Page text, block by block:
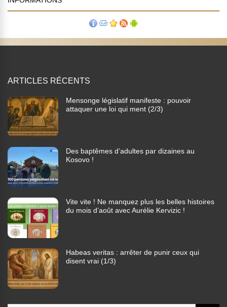
ARTICLES RÉCENTS
Mensonge législatif manifeste : pouvoir
attaquer une loi qui ment (2/3)
Des baptêmes d’adultes par dizaines au
Kosovo !
Vite vite ! Ne manquez plus les belles histoires
du mois d’août avec Aurélie Kervizic !
Habeas veritas : arrêter de punir ceux qui
disent vrai (1/3)